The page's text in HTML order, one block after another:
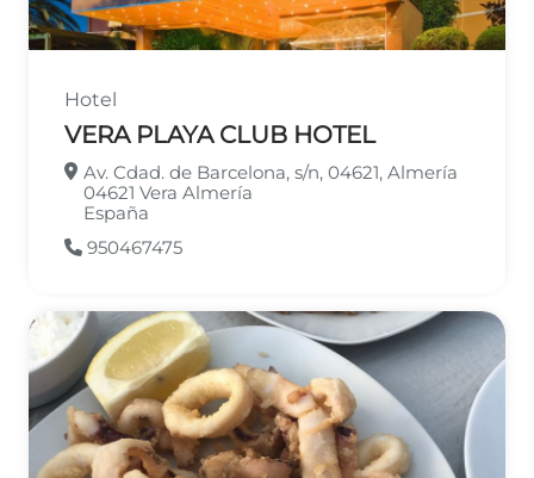
Hotel
VERA PLAYA CLUB HOTEL
Av. Cdad. de Barcelona, s/n, 04621, Almería
04621 Vera Almería
España
950467475